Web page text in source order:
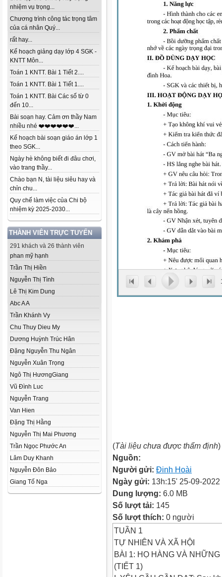
nhiệm vụ trọng...
Chương trình công tác trọng tâm
của cá nhân Quý...
rất hay...
Kế hoạch giảng dạy lớp 4 SGK -
KNTT Môn...
Toán 1 KNTT. Bài 1 Tiết 2....
Toán 1 KNTT. Bài 1 Tiết 1....
Toán 1 KNTT. Bài Các số từ 0
đến 10...
Bài soạn hay. Cảm ơn thầy Nam
nhiều nhé ❤️❤️❤️❤️❤️❤️...
Kế hoạch bài soạn giáo án lớp 1
theo SGK...
Ngày hè không biết đi đâu chơi,
vào trang thầy...
Chào bạn N, tài liệu siêu hay và
chỉn chu...
Quy chế làm việc của Chi bộ
nhiệm kỳ 2025-2030...
THÀNH VIÊN TRỰC TUYẾN
291 khách và 26 thành viên
phan mỹ hạnh
Trần Thị Hiền
Nguyễn Thị Tình
Lê Thị Kim Dung
Abc A A
Trần Khánh Vy
Chu Thuy Dieu My
Dương Huỳnh Trúc Hân
Đặng Nguyễn Thu Ngân
Nguyễn Xuân Trọng
Ngô Thị HươngGiang
Vũ Đình Luc
Nguyễn Trang
Van Hien
Đặng Thị Hằng
Nguyễn Thị Mai Phương
Trần Ngọc Phước An
Lâm Duy Khanh
Nguyễn Đôn Bảo
Giang Tố Nga
(Tài liệu chưa được thẩm định)
Nguồn:
Người gửi: Đinh Hoài
Ngày gửi: 13h:15' 25-09-2022
Dung lượng: 6.0 MB
Số lượt tải: 145
Số lượt thích: 0 người
TUẦN 1
TỰ NHIÊN VÀ XÃ HỘI
BÀI 1: HỌ HÀNG VÀ
(TIẾT 1)